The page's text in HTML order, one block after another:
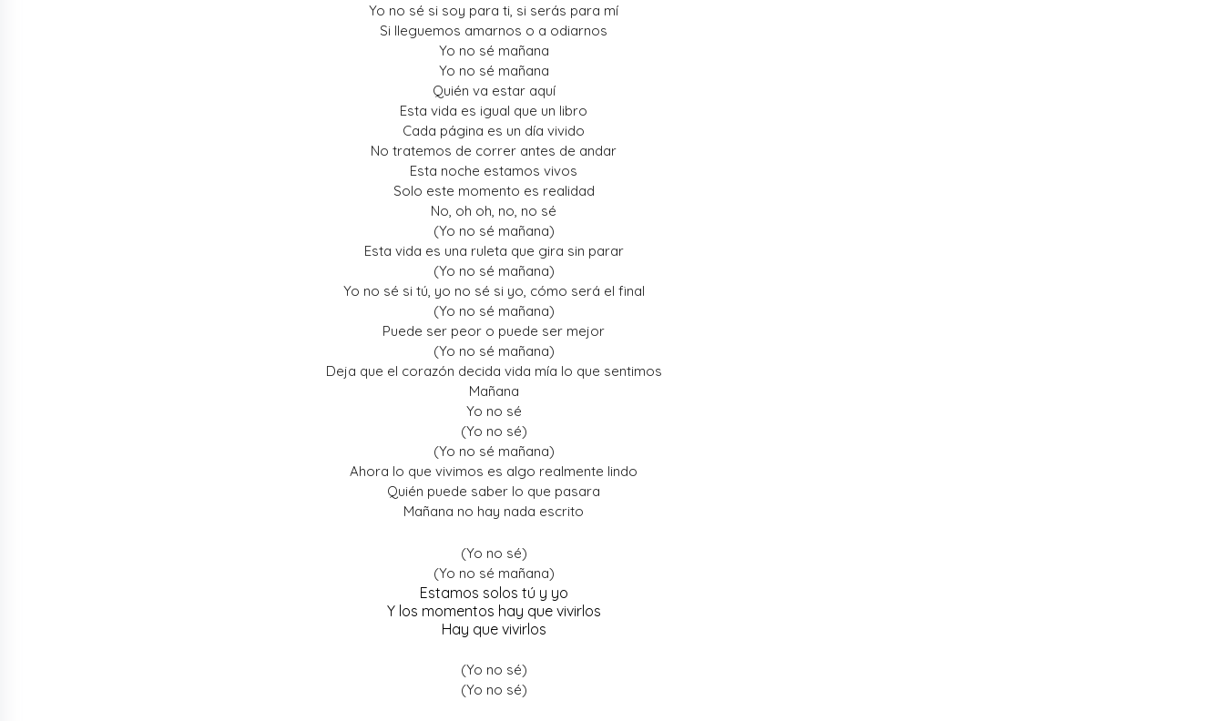
Yo no sé si soy para ti, si serás para mí
Si lleguemos amarnos o a odiarnos
Yo no sé mañana
Yo no sé mañana
Quién va estar aquí
Esta vida es igual que un libro
Cada página es un día vivido
No tratemos de correr antes de andar
Esta noche estamos vivos
Solo este momento es realidad
No, oh oh, no, no sé
(Yo no sé mañana)
Esta vida es una ruleta que gira sin parar
(Yo no sé mañana)
Yo no sé si tú, yo no sé si yo, cómo será el final
(Yo no sé mañana)
Puede ser peor o puede ser mejor
(Yo no sé mañana)
Deja que el corazón decida vida mía lo que sentimos
Mañana
Yo no sé
(Yo no sé)
(Yo no sé mañana)
Ahora lo que vivimos es algo realmente lindo
Quién puede saber lo que pasara
Mañana no hay nada escrito
(Yo no sé)
(Yo no sé mañana)
Estamos solos tú y yo
Y los momentos hay que vivirlos
Hay que vivirlos
(Yo no sé)
(Yo no sé)